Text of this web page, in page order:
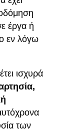
έργα ή
εν λόγω
ισχυρά
των